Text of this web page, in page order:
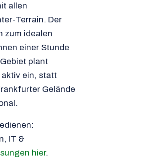
allen
Terrain. Der
zum idealen
einer Stunde
plant
ein, statt
Gelände
IT &
hier.